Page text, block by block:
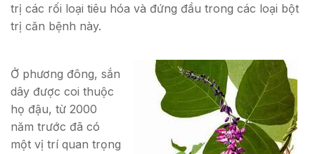
trị các rối loại tiêu hóa và đứng đầu trong các loại bột
trị căn bệnh này.
Ở phương đông, sắn
dây được coi thuộc
họ đậu, từ 2000
năm trước đã có
một vị trí quan trọng